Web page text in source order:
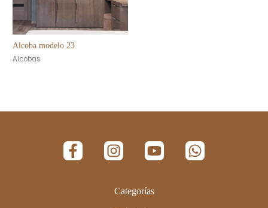
Alcoba modelo 23
Alcobas
Categorías